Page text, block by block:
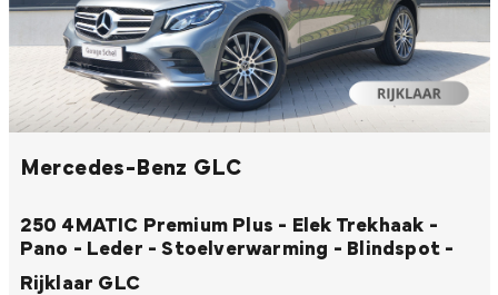
Mercedes-Benz GLC
250 4MATIC Premium Plus - Elek Trekhaak -
Pano - Leder - Stoelverwarming - Blindspot -
Rijklaar GLC